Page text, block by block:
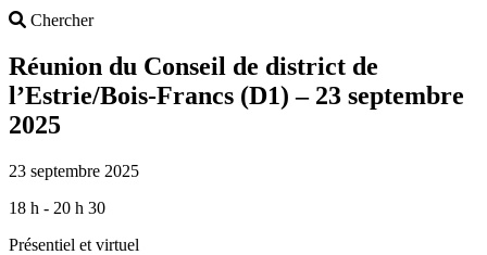
ChercherSearch
Réunion du Conseil de district de
l’Estrie/Bois-Francs (D1) – 23 septembre
2025
23 septembre 2025
18 h - 20 h 30
Présentiel et virtuel